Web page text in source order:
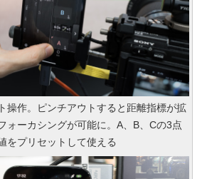
操作。ピンチアウトすると距離指標が拡
ォーカシングが可能に。A、B、Cの3点
をプリセットして使える